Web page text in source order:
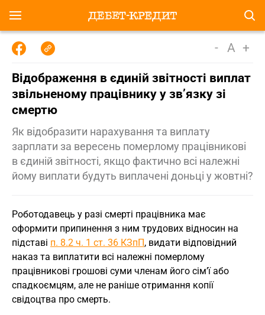
- A +
Відображення в єдиній звітності виплат
звільненому працівнику у зв’язку зі
смертю
Як відобразити нарахування та виплату
зарплати за вересень померлому працівникові
в єдиній звітності, якщо фактично всі належні
йому виплати будуть виплачені доньці у жовтні?
Роботодавець у разі смерті працівника має
оформити припинення з ним трудових відносин на
підставі п. 8.2 ч. 1 ст. 36 КЗпП, видати відповідний
наказ та виплатити всі належні померлому
працівникові грошові суми членам його сім’ї або
спадкоємцям, але не раніше отримання копії
свідоцтва про смерть.